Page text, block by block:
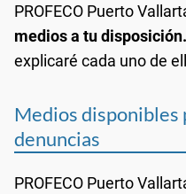
PROFECO Puerto
medios a tu disposición.
explicaré cada uno de
Medios disponibles
denuncias
PROFECO Puerto